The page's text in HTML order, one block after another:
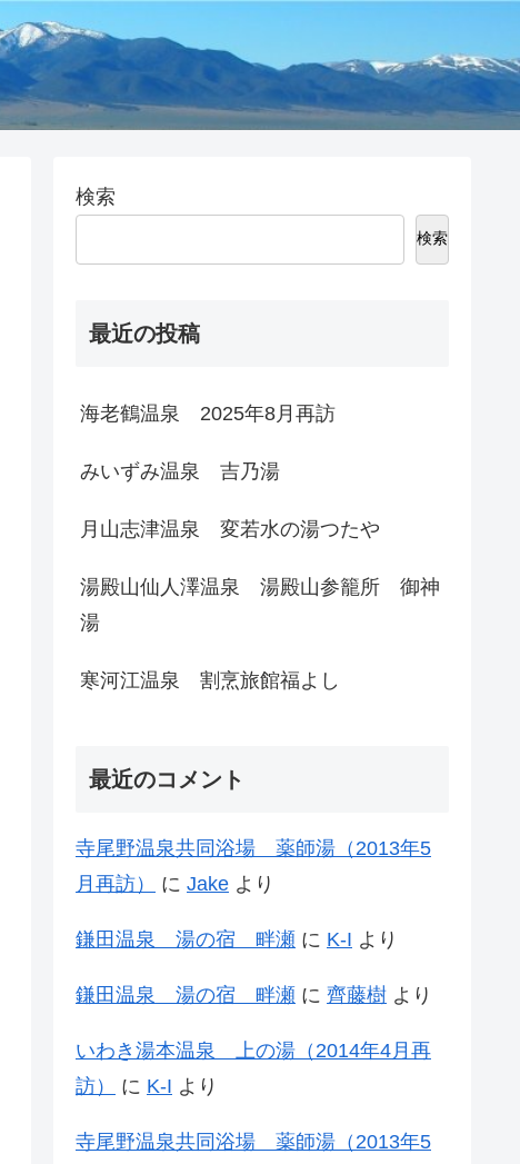
検索
検索
最近の投稿
海老鶴温泉 2025年8月再訪
みいずみ温泉 吉乃湯
月山志津温泉 変若水の湯つたや
湯殿山仙人澤温泉 湯殿山参籠所 御神
湯
寒河江温泉 割烹旅館福よし
最近のコメント
寺尾野温泉共同浴場 薬師湯（2013年5
月再訪）
に Jake より
鎌田温泉 湯の宿 畔瀬 に K-I より
鎌田温泉 湯の宿 畔瀬 に 齊藤樹 より
いわき湯本温泉 上の湯（2014年4月再
訪）
に K-I より
寺尾野温泉共同浴場 薬師湯（2013年5